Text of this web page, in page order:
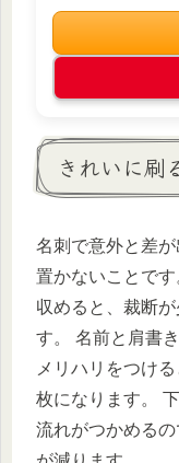
きれいに刷
名刺で意外と差
置かないことで
収めると、裁断
す。 名前と肩書
メリハリをつけ
枚になります。
流れがつかめる